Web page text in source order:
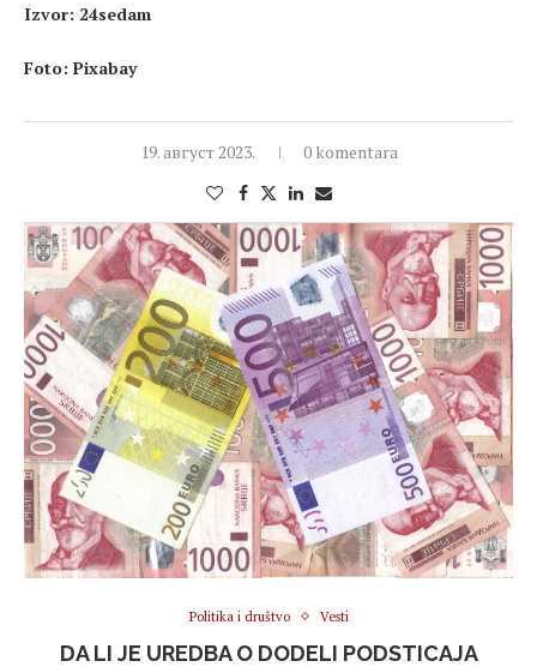
Izvor: 24sedam
Foto: Pixabay
19. август 2023. 0 komentara
Politika i društvo Vesti
DA LI JE UREDBA O DODELI PODSTICAJA